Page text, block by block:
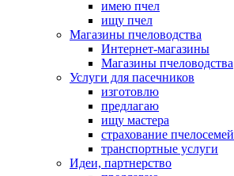
имею пчел
ищу пчел
Магазины пчеловодства
Интернет-магазины
Магазины пчеловодства
Услуги для пасечников
изготовлю
предлагаю
ищу мастера
страхование пчелосемей
транспортные услуги
Идеи, партнерство